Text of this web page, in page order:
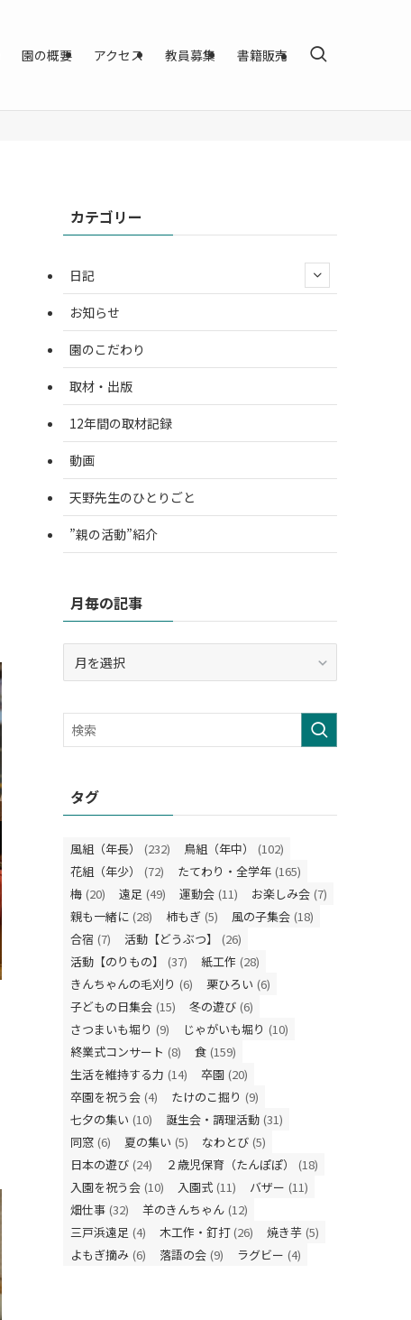
園の概要 アクセス 教員募集 書籍販売
カテゴリー
日記
お知らせ
園のこだわり
取材・出版
12年間の取材記録
動画
天野先生のひとりごと
”親の活動”紹介
月毎の記事
記
事
タグ
風組（年長） (232) 鳥組（年中）
(102)
花組（年少）
(72) たてわり・全学年 (165)
梅 (20) 遠足 (49) 運動会 (11) お楽しみ会 (7)
親も一緒に (28) 柿もぎ (5) 風の子集会 (18)
合宿 (7) 活動【どうぶつ】
(26)
活動【のりもの】
(37) 紙工作 (28)
きんちゃんの毛刈り (6) 栗ひろい (6)
子どもの日集会 (15) 冬の遊び (6)
さつまいも堀り (9) じゃがいも堀り (10)
終業式コンサート (8) 食 (159)
生活を維持する力 (14) 卒園 (20)
卒園を祝う会 (4) たけのこ掘り (9)
七夕の集い (10) 誕生会・調理活動 (31)
同窓 (6) 夏の集い (5) なわとび (5)
日本の遊び (24) ２歳児保育（たんぽぽ）
(18)
入園を祝う会 (10) 入園式 (11) バザー (11)
畑仕事 (32) 羊のきんちゃん (12)
三戸浜遠足 (4) 木工作・釘打 (26) 焼き芋 (5)
よもぎ摘み (6) 落語の会 (9) ラグビー (4)